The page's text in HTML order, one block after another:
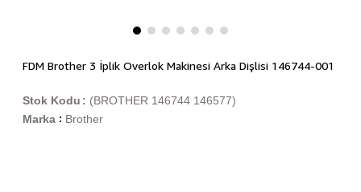
FDM Brother 3 İplik Overlok Makinesi Arka Dişlisi 146744-001
(BROTHER 146744 146577)
Stok Kodu
Marka : Brother